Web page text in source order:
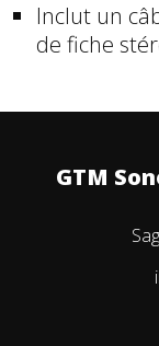
Inclut un
de fiche
GTM